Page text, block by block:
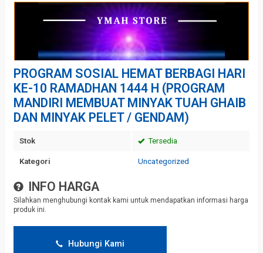
PROGRAM SOSIAL HEMAT BERBAGI HARI
KE-10 RAMADHAN 1444 H (PROGRAM
MANDIRI MEMBUAT MINYAK TUAH GHAIB
DAN MINYAK PELET / GENDAM)
Stok Tersedia
Kategori Uncategorized
INFO HARGA
Silahkan menghubungi kontak kami untuk mendapatkan informasi harga
produk ini.
Hubungi Kami